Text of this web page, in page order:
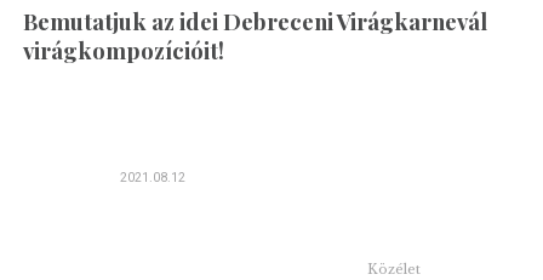
Bemutatjuk az idei Debreceni Virágkarnevál
virágkompozícióit!
2021.08.12
Közélet